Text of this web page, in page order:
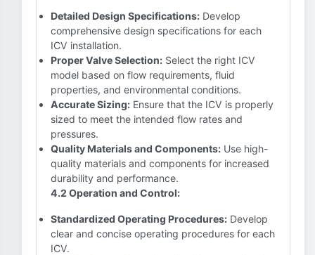
Detailed Design Specifications: Develop
comprehensive design specifications for each
ICV installation.
Proper Valve Selection: Select the right ICV
model based on flow requirements, fluid
properties, and environmental conditions.
Accurate Sizing: Ensure that the ICV is properly
sized to meet the intended flow rates and
pressures.
Quality Materials and Components: Use high-
quality materials and components for increased
durability and performance.
4.2 Operation and Control:
Standardized Operating Procedures: Develop
clear and concise operating procedures for each
ICV.